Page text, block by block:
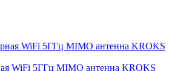
WiFi 5ГГц MIMO антенна KROKS